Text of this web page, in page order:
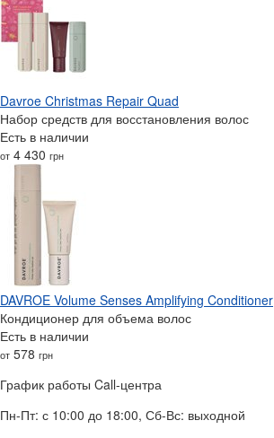
Davroe Christmas Repair Quad
Набор средств для восстановления волос
Есть в наличии
от 4 430 грн
DAVROE Volume Senses Amplifying Conditioner
Кондиционер для объема волос
Есть в наличии
от 578 грн
График работы Call-центра
Пн-Пт: с 10:00 до 18:00, Сб-Вс: выходной